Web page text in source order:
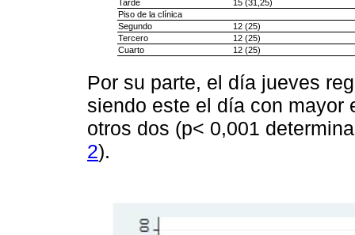
Tarde
15 (31,25)
Piso de la clínica
Segundo
12 (25)
Tercero
12 (25)
Cuarto
12 (25)
Por su parte, el día jueves
siendo este el día con mayor
otros dos (p< 0,001
2).